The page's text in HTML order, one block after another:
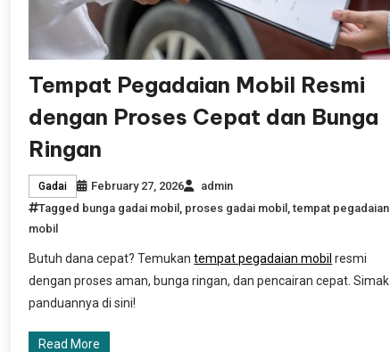
Tempat Pegadaian Mobil Resmi
dengan Proses Cepat dan Bunga
Ringan
Gadai February 27, 2026
admin
Tagged bunga gadai mobil proses gadai mobil ,tempat pegadaian
mobil
Butuh dana cepat? Temukantempat pegadaian mobil resmi
dengan proses aman, bunga ringan, dan pencairan cepat. Simak
panduannya di sini!
Read More